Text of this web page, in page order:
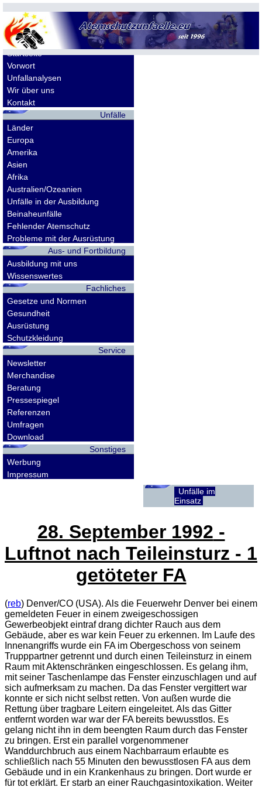
Allgemeines
Startseite
Vorwort
Unfallanalysen
Wir über uns
Kontakt
Unfälle
Länder
Europa
Amerika
Asien
Afrika
Australien/Ozeanien
Unfälle in der Ausbildung
Beinaheunfälle
Fehlender Atemschutz
Probleme mit der Ausrüstung
Aus- und Fortbildung
Ausbildung mit uns
Wissenswertes
Fachliches
Gesetze und Normen
Gesundheit
Ausrüstung
Schutzkleidung
Service
Newsletter
Merchandise
Beratung
Pressespiegel
Referenzen
Umfragen
Download
Sonstiges
Werbung
Impressum
Unfälle im
Einsatz
28. September 1992 -
Luftnot nach Teileinsturz - 1
getöteter FA
(reb) Denver/CO (USA). Als die Feuerwehr Denver bei einem
gemeldeten Feuer in einem zweigeschossigen
Gewerbeobjekt eintraf drang dichter Rauch aus dem
Gebäude, aber es war kein Feuer zu erkennen. Im Laufe des
Innenangriffs wurde ein FA im Obergeschoss von seinem
Trupppartner getrennt und durch einen Teileinsturz in einem
Raum mit Aktenschränken eingeschlossen. Es gelang ihm,
mit seiner Taschenlampe das Fenster einzuschlagen und auf
sich aufmerksam zu machen. Da das Fenster vergittert war
konnte er sich nicht selbst retten. Von außen wurde die
Rettung über tragbare Leitern eingeleitet. Als das Gitter
entfernt worden war war der FA bereits bewusstlos. Es
gelang nicht ihn in dem beengten Raum durch das Fenster
zu bringen. Erst ein parallel vorgenommener
Wanddurchbruch aus einem Nachbarraum erlaubte es
schließlich nach 55 Minuten den bewusstlosen FA aus dem
Gebäude und in ein Krankenhaus zu bringen. Dort wurde er
für tot erklärt. Er starb an einer Rauchgasintoxikation. Weiter